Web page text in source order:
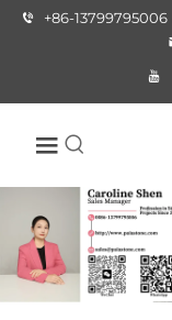
+86-13799795006